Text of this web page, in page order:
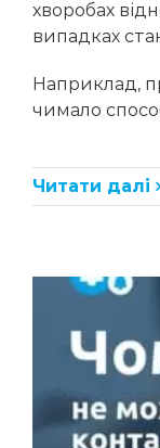
хворобах
випадках
Наприклад,
чимало
Читати далі